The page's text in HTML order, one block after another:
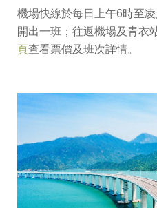
機場快線於每日上午6時至
開出一班；往返機場及青衣
頁查看票價及班次詳情。